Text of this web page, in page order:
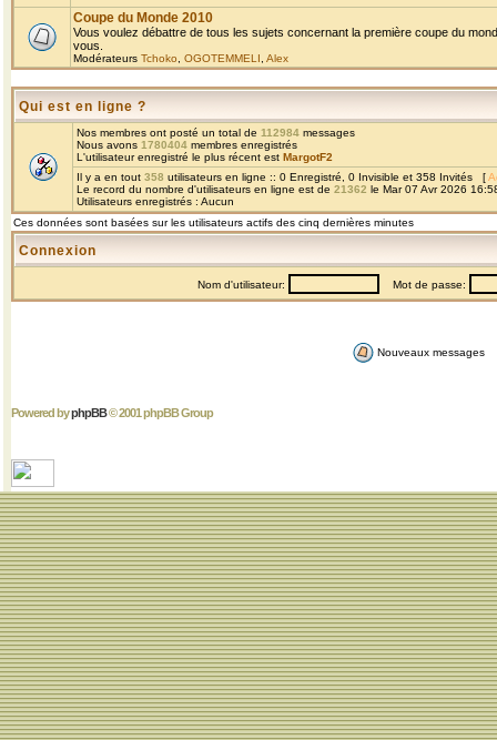
Coupe du Monde 2010
Vous voulez débattre de tous les sujets concernant la première coupe du
vous.
Modérateurs Tchoko OGOTEMMELI Alex
Qui est en ligne ?
Nos membres ont posté un total de 112984 messages
Nous avons 1780404 membres enregistrés
L'utilisateur enregistré le plus récent est MargotF2
Il y a en tout 358 utilisateurs en ligne :: 0 Enregistré, 0 Invisible et 358 Invités [
Le record du nombre d'utilisateurs en ligne est de 21362 le Mar 07 Avr 2026
Utilisateurs enregistrés : Aucun
Ces données sont basées sur les utilisateurs actifs des cinq dernières minutes
Connexion
Nom d'utilisateur: Mot de passe:
Nouveaux messages
Powered byphpBB© 2001 phpBB Group